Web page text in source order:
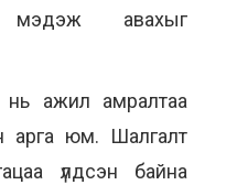
мэдэж авахыг
ажил амралтаа
арга юм. Шалгалт
үлдсэн байна